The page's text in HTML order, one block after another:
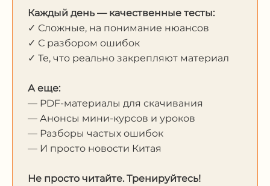
Каждый день — качественные тесты:
✓ Сложные, на понимание нюансов
✓ С разбором ошибок
✓ Те, что реально закрепляют материал
А еще:
— PDF-материалы для скачивания
— Анонсы мини-курсов и уроков
— Разборы частых ошибок
— И просто новости Китая
Не просто читайте. Тренируйтесь!